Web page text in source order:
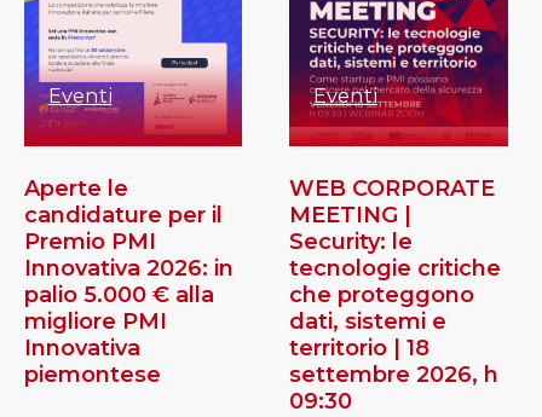
Eventi
Aperte le
candidature per il
Premio PMI
Innovativa 2026: in
palio 5.000 € alla
migliore PMI
Innovativa
piemontese
Eventi
WEB CORPORATE
MEETING |
Security: le
tecnologie critiche
che proteggono
dati, sistemi e
territorio | 18
settembre 2026, h
09:30